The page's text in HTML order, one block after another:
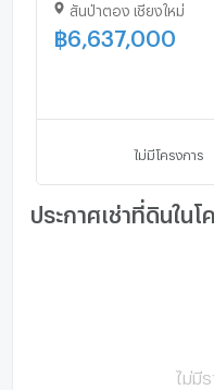
เชียงใหม่ 4.5M
สันป่าตอง เชียงใหม่
฿6,637,000
ไม่มีโครงการ
ประกาศเช่าที่ดินใน
ไม่มี